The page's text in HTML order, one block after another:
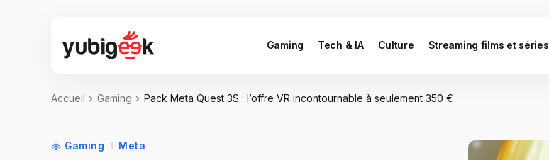
Gaming Tech & IA Culture Streaming films et séries
Accueil Gaming Pack Meta Quest 3S : l’offre VR incontournable à seulement 350 €
Gaming Meta